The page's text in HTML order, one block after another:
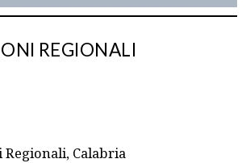
REGIONALI
Regionali, Calabria